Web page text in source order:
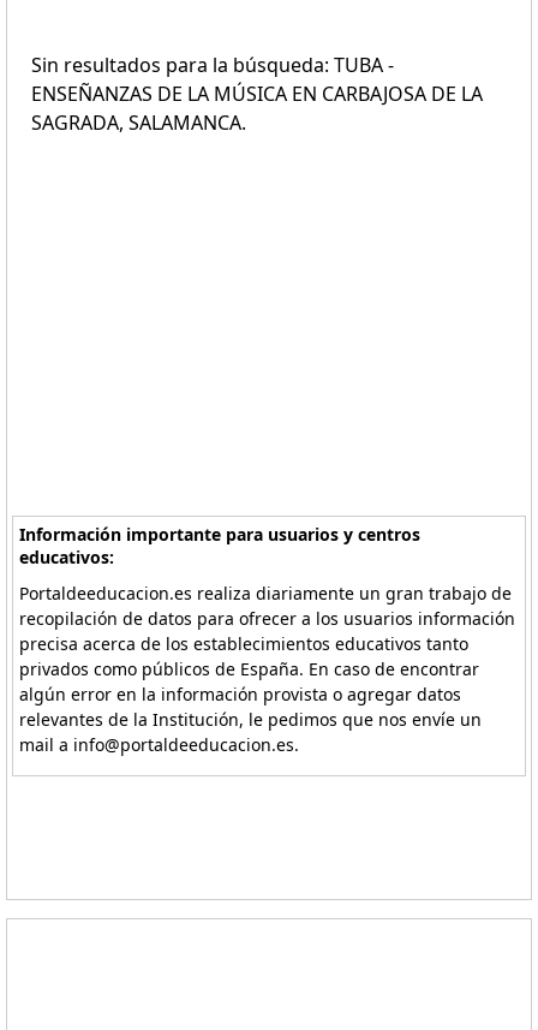
Sin resultados para la búsqueda: TUBA -
ENSEÑANZAS DE LA MÚSICA EN CARBAJOSA DE LA
SAGRADA, SALAMANCA.
Información importante para usuarios y centros
educativos:
Portaldeeducacion.es realiza diariamente un gran trabajo de
recopilación de datos para ofrecer a los usuarios información
precisa acerca de los establecimientos educativos tanto
privados como públicos de España. En caso de encontrar
algún error en la información provista o agregar datos
relevantes de la Institución, le pedimos que nos envíe un
mail a info@portaldeeducacion.es.